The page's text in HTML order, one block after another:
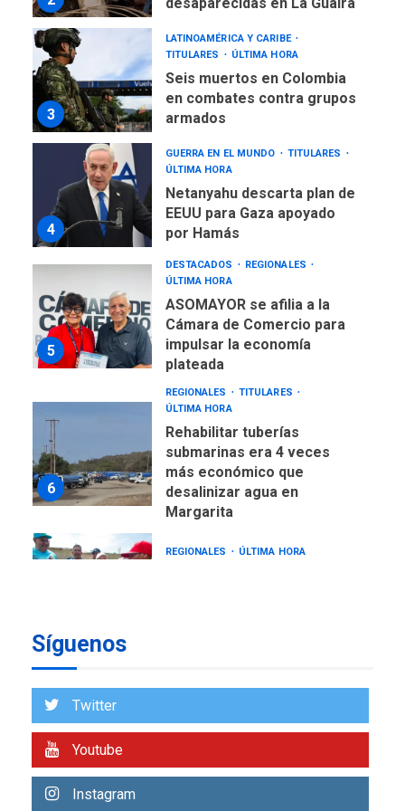
desaparecidas en La Guaira
3
LATINOAMÉRICA Y CARIBE
TITULARES
ÚLTIMA HORA
Seis muertos en Colombia
en combates contra grupos
armados
4
GUERRA EN EL MUNDO
TITULARES
ÚLTIMA HORA
Netanyahu descarta plan de
EEUU para Gaza apoyado
por Hamás
5
DESTACADOS
REGIONALES
ÚLTIMA HORA
ASOMAYOR se afilia a la
Cámara de Comercio para
impulsar la economía
plateada
6
REGIONALES
TITULARES
ÚLTIMA HORA
Rehabilitar tuberías
submarinas era 4 veces
más económico que
desalinizar agua en
Margarita
REGIONALES ÚLTIMA HORA
1
estados afectados por los
Síguenos
Twitter
Youtube
Instagram